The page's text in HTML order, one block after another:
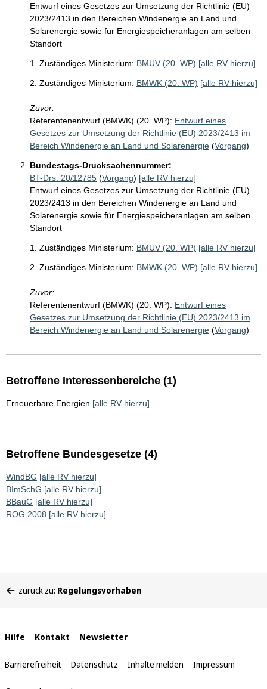
Entwurf eines Gesetzes zur Umsetzung der Richtlinie (EU)
2023/2413 in den Bereichen Windenergie an Land und
Solarenergie sowie für Energiespeicheranlagen am selben
Standort
1. Zuständiges Ministerium: BMUV (20. WP) [alle RV hierzu]
2. Zuständiges Ministerium: BMWK (20. WP) [alle RV hierzu]
Zuvor:
Referentenentwurf (BMWK) (20. WP): Entwurf eines
Gesetzes zur Umsetzung der Richtlinie (EU) 2023/2413 im
Bereich Windenergie an Land und Solarenergie (Vorgang)
Bundestags-Drucksachennummer:
BT-Drs. 20/12785 (Vorgang) [alle RV hierzu]
Entwurf eines Gesetzes zur Umsetzung der Richtlinie (EU)
2023/2413 in den Bereichen Windenergie an Land und
Solarenergie sowie für Energiespeicheranlagen am selben
Standort
1. Zuständiges Ministerium: BMUV (20. WP) [alle RV hierzu]
2. Zuständiges Ministerium: BMWK (20. WP) [alle RV hierzu]
Zuvor:
Referentenentwurf (BMWK) (20. WP): Entwurf eines
Gesetzes zur Umsetzung der Richtlinie (EU) 2023/2413 im
Bereich Windenergie an Land und Solarenergie (Vorgang)
Betroffene Interessenbereiche (1)
Erneuerbare Energien [alle RV hierzu]
Betroffene Bundesgesetze (4)
WindBG [alle RV hierzu]
BImSchG [alle RV hierzu]
BBauG [alle RV hierzu]
ROG 2008 [alle RV hierzu]
befinden
zurück zu: Regelungsvorhaben
Interne
Links
Hilfe Kontakt Newsletter
Barrierefreiheit Datenschutz Inhalte melden Impressum